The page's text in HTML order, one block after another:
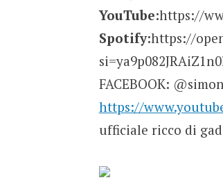
YouTube:https://
Spotify:https://
FACEBOOK:
https://
ufficiale ricco di